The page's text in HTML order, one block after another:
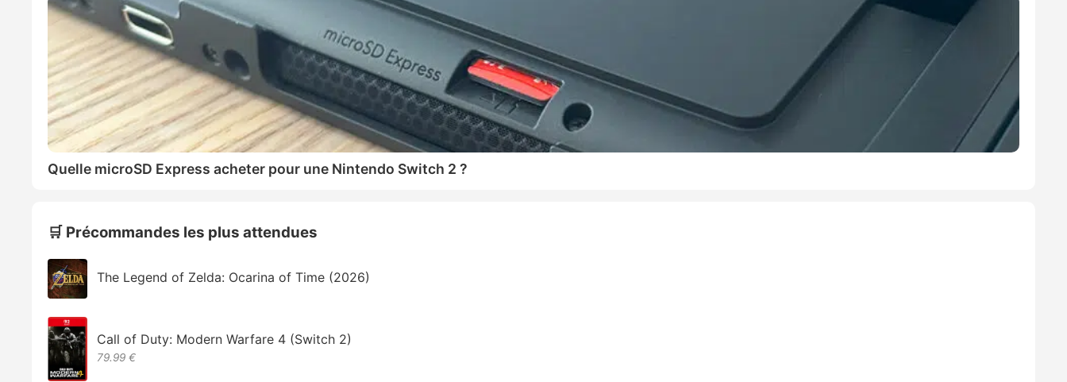
Quelle microSD Express acheter pour une Nintendo Switch 2 ?
🛒 Précommandes les plus attendues
The Legend of Zelda: Ocarina of Time (2026)
Call of Duty: Modern Warfare 4 (Switch 2)
79.99 €